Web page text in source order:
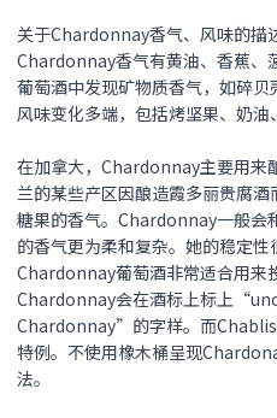
关于Chardonnay香气、风味的描
Chardonnay香气有黄油、香蕉
葡萄酒中发现矿物质香气，如碎
风味变化多端，包括烤坚果、奶油
在加拿大，Chardonnay主要用来
兰的某些产区因酿造霞多丽贵腐
糖果的香气。Chardonnay一般会
的香气更为柔和复杂。她的稳定
Chardonnay葡萄酒非常适合用来
Chardonnay会在酒标上标上
Chardonnay”的字样。而
特例。不使用橡木桶呈现
法。